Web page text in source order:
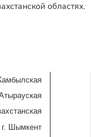
областях.
соответствующему
X axis displaying
Y axis displaying
г. Шымкент